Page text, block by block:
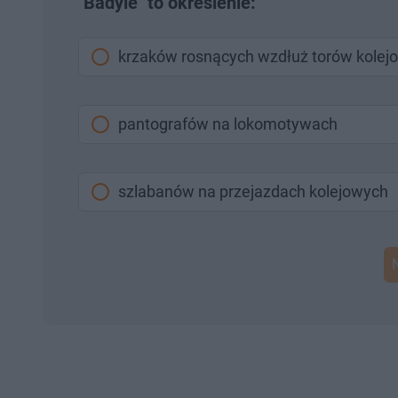
krzaków rosnących wzdłuż torów
pantografów na lokomotywach
szlabanów na przejazdach kolejowych